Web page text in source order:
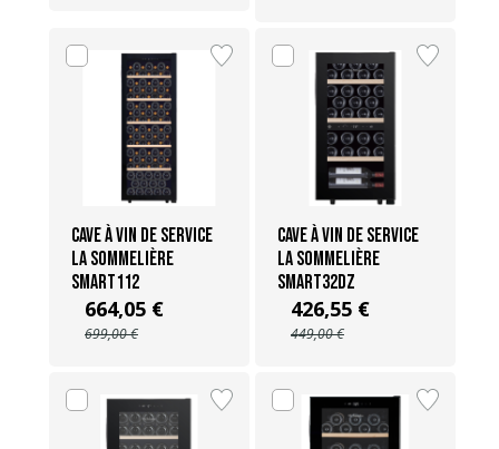
Cave à vin de Service
La Sommelière
SMART112
664,05 €
699,00 €
Cave à vin de service
La Sommelière
SMART32DZ
426,55 €
449,00 €